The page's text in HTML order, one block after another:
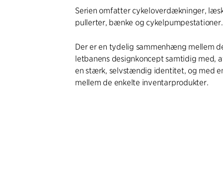
Serien omfatter cykeloverdækninger,
pullerter, bænke og cykelpumpestationer.
Der er en tydelig sammenhæng mellem
letbanens designkoncept samtidig med,
en stærk, selvstændig identitet, og med
mellem de enkelte inventarprodukter.
Den gennemgående designidé er